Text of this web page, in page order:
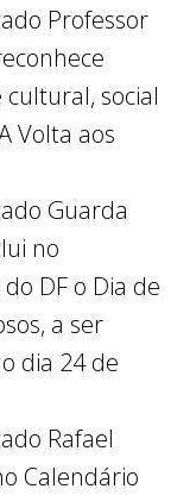
Professor
social
Volta aos
Guarda
no
DF o Dia de
a ser
dia 24 de
Rafael
Calendário